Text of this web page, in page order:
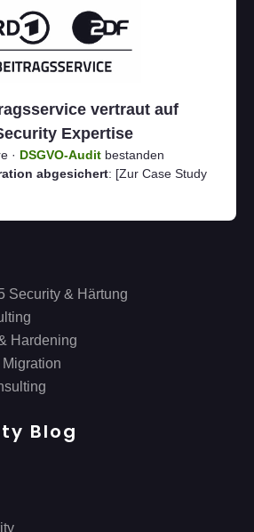
vertraut auf
Expertise
· DSGVO-Audit bestanden
abgesichert: [Zur Case Study
Security & Härtung
Hardening
Blog